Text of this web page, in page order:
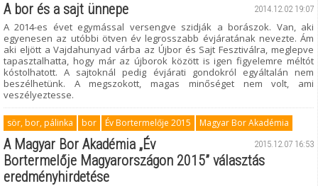
2014.12.02 19:07
A bor és a sajt ünnepe
A 2014-es évet egymással versengve szidják a borászok. Van, aki
egyenesen az utóbbi ötven év legrosszabb évjáratának nevezte. Ám
aki eljött a Vajdahunyad várba az Újbor és Sajt Fesztiválra, meglepve
tapasztalhatta, hogy már az újborok között is igen figyelemre méltót
kóstolhatott. A sajtoknál pedig évjárati gondokról egyáltalán nem
beszélhetünk. A megszokott, magas minőséget nem volt, ami
veszélyeztesse.
sör, bor, pálinka bor Év Bortermelője 2015 Magyar Bor Akadémia
2015.12.07 16:53
A Magyar Bor Akadémia „Év
Bortermelője Magyarországon 2015” választás
eredményhirdetése